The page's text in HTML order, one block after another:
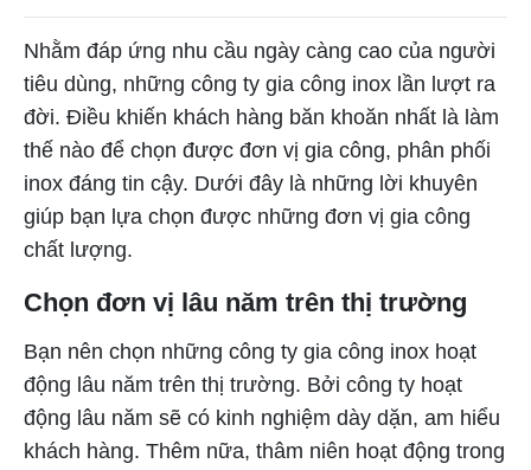
Nhằm đáp ứng nhu cầu ngày càng cao của người
tiêu dùng, những công ty gia công inox lần lượt ra
đời. Điều khiến khách hàng băn khoăn nhất là làm
thế nào để chọn được đơn vị gia công, phân phối
inox đáng tin cậy. Dưới đây là những lời khuyên
giúp bạn lựa chọn được những đơn vị gia công
chất lượng.
Chọn đơn vị lâu năm trên thị trường
Bạn nên chọn những công ty gia công inox hoạt
động lâu năm trên thị trường. Bởi công ty hoạt
động lâu năm sẽ có kinh nghiệm dày dặn, am hiểu
khách hàng. Thêm nữa, thâm niên hoạt động trong